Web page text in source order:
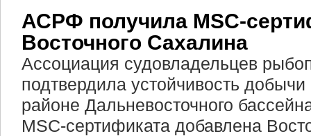
АСРФ получила MSC-
Восточного Сахалина
Ассоциация судовладельцев
подтвердила устойчивость
районе Дальневосточного
MSC-сертификата добавлена